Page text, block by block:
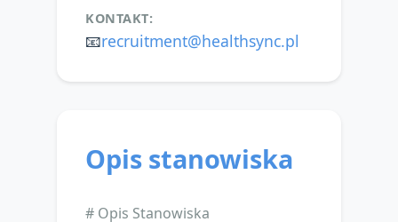
KONTAKT:
📧recruitment@healthsync.pl
Opis stanowiska
# Opis Stanowiska